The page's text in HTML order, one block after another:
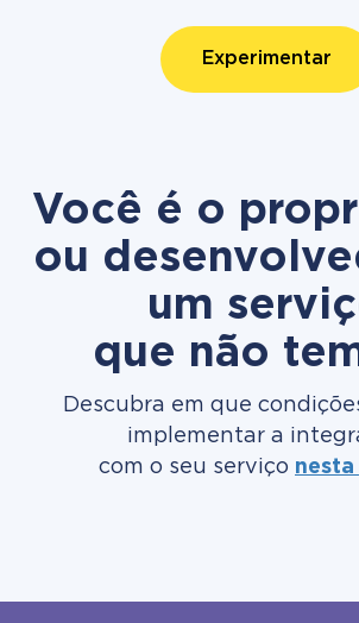
Experimentar
Você é o
ou
um
que não
Descubra em que
implementar a
com o seu serviço nesta